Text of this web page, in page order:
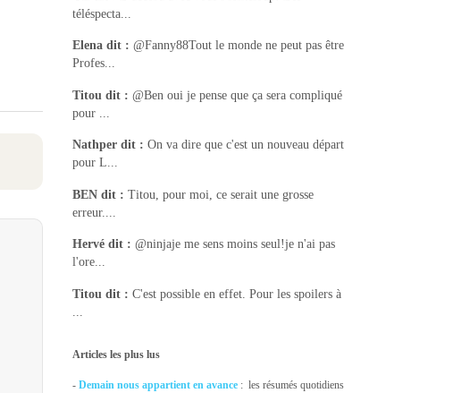
téléspecta...
Elena dit : @Fanny88Tout le monde ne peut pas être
Profes...
Titou dit : @Ben oui je pense que ça sera compliqué
pour ...
Nathper dit : On va dire que c'est un nouveau départ
pour L...
BEN dit : Titou, pour moi, ce serait une grosse
erreur....
Hervé dit : @ninjaje me sens moins seul!je n'ai pas
l'ore...
Titou dit : C'est possible en effet. Pour les spoilers à
Articles les plus lus
-Demain nous appartient en avance : les résumés quotidiens